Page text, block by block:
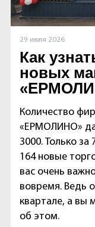
29 июля 2026
Как
новых
Количество
«ЕРМОЛИНО»
3000. Только
164 новые
вас очень
вовремя. Ведь
квартале, а вы
об этом.